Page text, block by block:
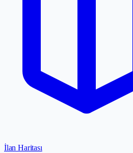
İlan Haritası